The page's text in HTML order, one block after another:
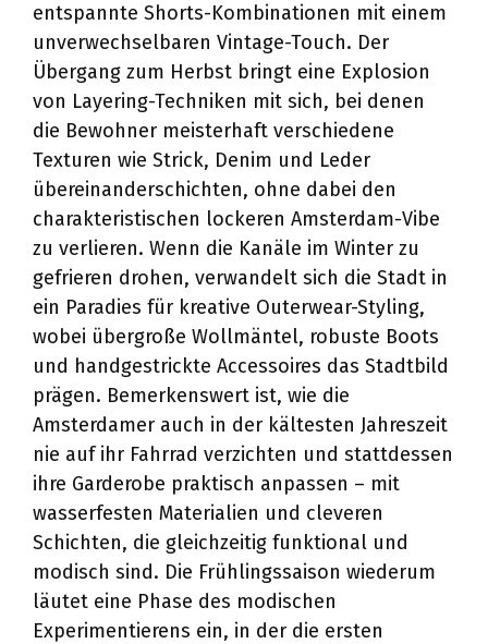
entspannte Shorts-Kombinationen mit einem
unverwechselbaren Vintage-Touch. Der
Übergang zum Herbst bringt eine Explosion
von Layering-Techniken mit sich, bei denen
die Bewohner meisterhaft verschiedene
Texturen wie Strick, Denim und Leder
übereinanderschichten, ohne dabei den
charakteristischen lockeren Amsterdam-Vibe
zu verlieren. Wenn die Kanäle im Winter zu
gefrieren drohen, verwandelt sich die Stadt in
ein Paradies für kreative Outerwear-Styling,
wobei übergroße Wollmäntel, robuste Boots
und handgestrickte Accessoires das Stadtbild
prägen. Bemerkenswert ist, wie die
Amsterdamer auch in der kältesten Jahreszeit
nie auf ihr Fahrrad verzichten und stattdessen
ihre Garderobe praktisch anpassen – mit
wasserfesten Materialien und cleveren
Schichten, die gleichzeitig funktional und
modisch sind. Die Frühlingssaison wiederum
läutet eine Phase des modischen
Experimentierens ein, in der die ersten